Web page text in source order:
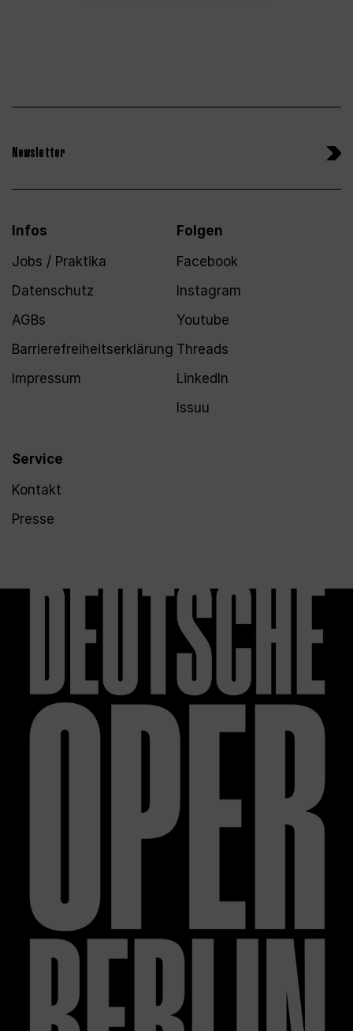
Newsletter
Infos
Jobs / Praktika
Datenschutz
AGBs
Barrierefreiheitserklärung
Impressum
Service
Kontakt
Presse
Folgen
Facebook
Instagram
Youtube
Threads
LinkedIn
Issuu